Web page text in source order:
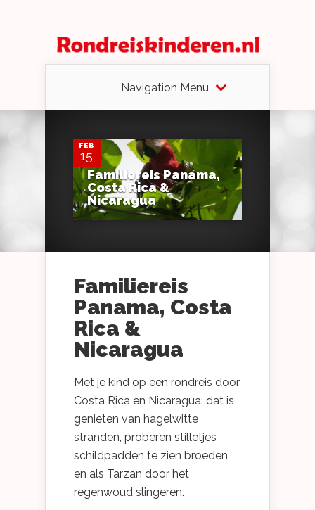
Navigation Menu
FEB
15
Familiereis Panama,
Costa Rica &
Nicaragua
Familiereis
Panama, Costa
Rica &
Nicaragua
Met je kind op een rondreis door
Costa Rica en Nicaragua: dat is
genieten van hagelwitte
stranden, proberen stilletjes
schildpadden te zien broeden
en als Tarzan door het
regenwoud slingeren.